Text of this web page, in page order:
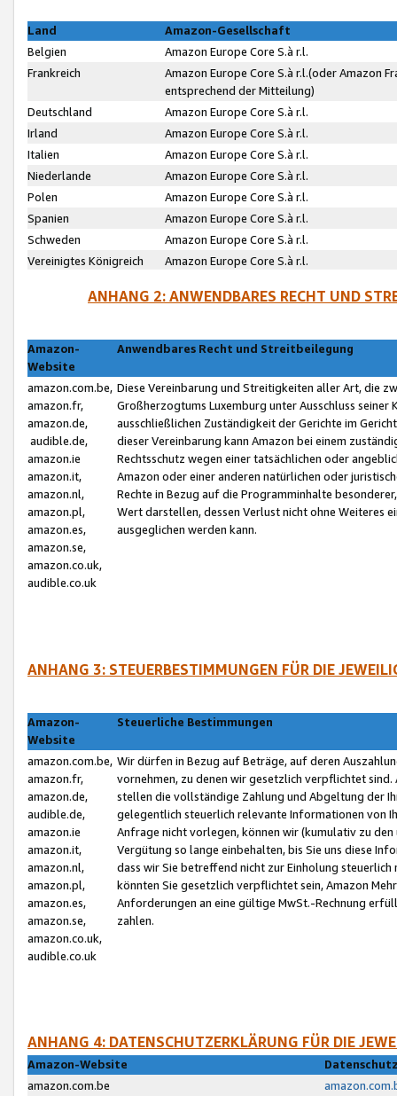
Land
Amazon-Gesellschaft
Belgien
Amazon Europe Core S.à r.l.
Frankreich
Amazon Europe Core S.à r.l.(oder Amazon
entsprechend der Mitteilung)
Deutschland
Amazon Europe Core S.à r.l.
Irland
Amazon Europe Core S.à r.l.
Italien
Amazon Europe Core S.à r.l.
Niederlande
Amazon Europe Core S.à r.l.
Polen
Amazon Europe Core S.à r.l.
Spanien
Amazon Europe Core S.à r.l.
Schweden
Amazon Europe Core S.à r.l.
Vereinigtes Königreich
Amazon Europe Core S.à r.l.
ANHANG 2: ANWENDBARES RECHT UND
Amazon-
Website
Anwendbares Recht und Streitbeilegung
amazon.com.be,
amazon.fr,
amazon.de,
audible.de,
amazon.ie
amazon.it,
amazon.nl,
amazon.pl,
amazon.es,
amazon.se,
amazon.co.uk,
audible.co.uk
Diese Vereinbarung und Streitigkeiten aller Art, die
Großherzogtums Luxemburg unter Ausschluss
ausschließlichen Zuständigkeit der Gerichte im
dieser Vereinbarung kann Amazon bei einem
Rechtsschutz wegen einer tatsächlichen oder
Amazon oder einer anderen natürlichen oder
Rechte in Bezug auf die Programminhalte
Wert darstellen, dessen Verlust nicht ohne Weiteres
ausgeglichen werden kann.
ANHANG 3: STEUERBESTIMMUNGEN FÜR DIE
Amazon-
Website
Steuerliche Bestimmungen
amazon.com.be,
amazon.fr,
amazon.de,
audible.de,
amazon.ie
amazon.it,
amazon.nl,
amazon.pl,
amazon.es,
amazon.se,
amazon.co.uk,
audible.co.uk
Wir dürfen in Bezug auf Beträge, auf deren
vornehmen, zu denen wir gesetzlich verpflichtet
stellen die vollständige Zahlung und Abgeltung der
gelegentlich steuerlich relevante Informationen von
Anfrage nicht vorlegen, können wir (kumulativ zu
Vergütung so lange einbehalten, bis Sie uns diese
dass wir Sie betreffend nicht zur Einholung
könnten Sie gesetzlich verpflichtet sein, Amazon
Anforderungen an eine gültige MwSt.-Rechnung
zahlen.
ANHANG 4: DATENSCHUTZERKLÄRUNG FÜR DIE
Amazon-Website
amazon.com.be